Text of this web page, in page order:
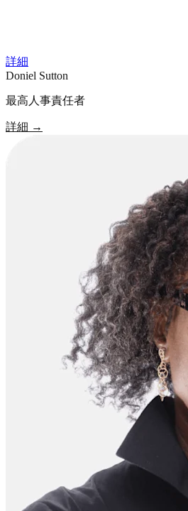
詳細
Doniel Sutton
最高人事責任者
詳細 →